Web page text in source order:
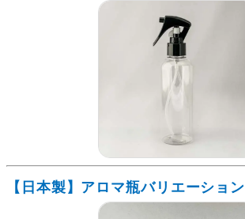
【日本製】アロマ瓶バリエーション